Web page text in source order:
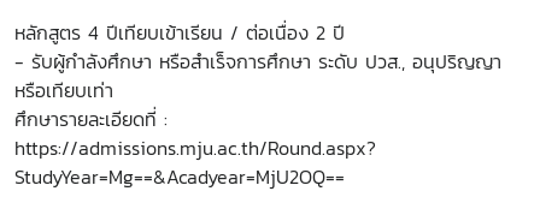
หลักสูตร 4 ปีเทียบเข้าเรียน / ต่อเนื่อง 2 ปี
- รับผู้กำลังศึกษา หรือสำเร็จการศึกษา ระดับ ปวส., อนุปริญญา
หรือเทียบเท่า
ศึกษารายละเอียดที่ :
https://admissions.mju.ac.th/Round.aspx?
StudyYear=Mg==&Acadyear=MjU2OQ==